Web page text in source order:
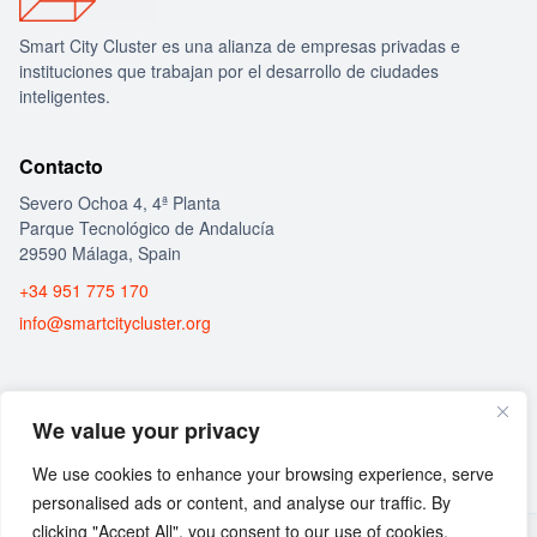
We value your privacy
We use cookies to enhance your browsing experience, serve
personalised ads or content, and analyse our traffic. By
clicking "Accept All", you consent to our use of cookies.
Smart City Cluster es una alianza de empresas privadas e
instituciones que trabajan por el desarrollo de ciudades
inteligentes.
Contacto
Severo Ochoa 4, 4ª Planta
Parque Tecnológico de Andalucía
29590 Málaga, Spain
+34 951 775 170
info@smartcitycluster.org
Social